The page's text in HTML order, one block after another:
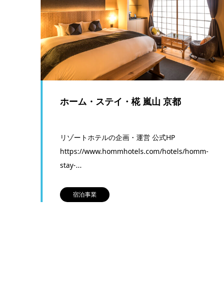
ホーム・ステイ・椛 嵐山 京都
リゾートホテルの企画・運営 公式HP
https://www.hommhotels.com/hotels/homm-
stay-...
宿泊事業